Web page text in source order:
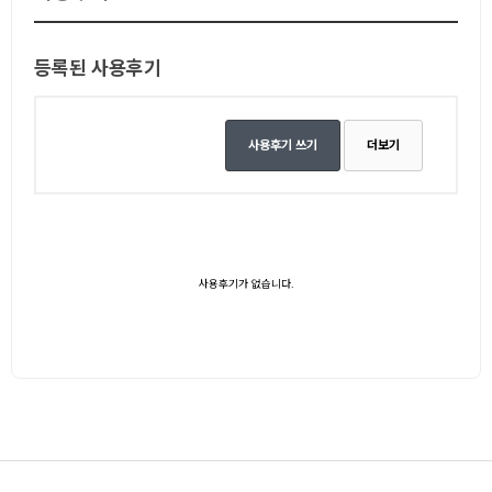
등록된 사용후기
사용후기 쓰기 더보기
사용후기가 없습니다.